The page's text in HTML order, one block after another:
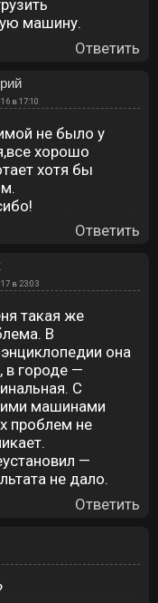
машину.
Ответить
в 17:10
не было у
хорошо
хотя бы
Ответить
в 23:03
такая же
В
она
в городе —
С
машинами
проблем не
—
не дало.
Ответить